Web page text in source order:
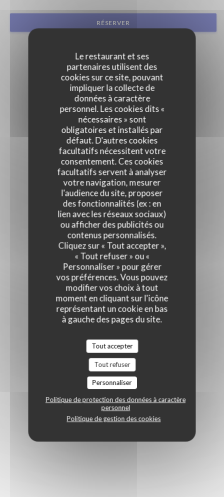
Le restaurant et ses
partenaires utilisent des
cookies sur ce site, pouvant
impliquer la collecte de
données à caractère
personnel. Les cookies dits «
nécessaires » sont
obligatoires et installés par
défaut. D'autres cookies
facultatifs nécessitent votre
consentement. Ces cookies
facultatifs servent à analyser
votre navigation, mesurer
l'audience du site, proposer
des fonctionnalités (ex : en
lien avec les réseaux sociaux)
ou afficher des publicités ou
contenus personnalisés.
Cliquez sur « Tout accepter »,
« Tout refuser » ou «
Personnaliser » pour gérer
vos préférences. Vous pouvez
modifier vos choix à tout
moment en cliquant sur l'icône
représentant un cookie en bas
à gauche des pages du site.
Tout accepter
Tout refuser
Personnaliser
Politique de protection des données à caractère
personnel
Politique de gestion des cookies
RÉSERVER